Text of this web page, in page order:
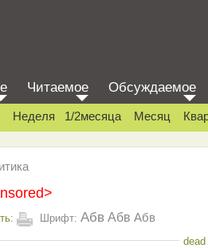
Читаемое Обсуждаемое
Неделя 1/2месяца Месяц
Шрифт: Абв Абв Абв
dead